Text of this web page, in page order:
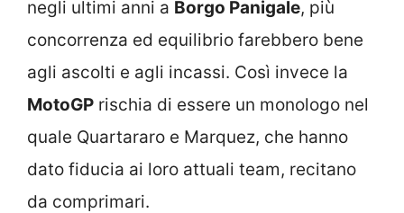
negli ultimi anni a Borgo Panigale, più
concorrenza ed equilibrio farebbero bene
agli ascolti e agli incassi. Così invece la
MotoGP rischia di essere un monologo nel
quale Quartararo e Marquez, che hanno
dato fiducia ai loro attuali team, recitano
da comprimari.